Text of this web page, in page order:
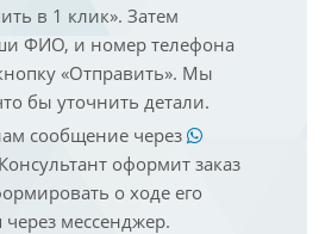
в 1 клик». Затем
ФИО, и номер телефона
«Отправить». Мы
бы уточнить детали.
сообщение через
оформит заказ
о ходе его
мессенджер.